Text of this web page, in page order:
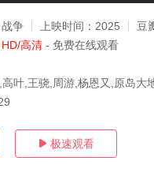
战争 上映时间： 2025 豆
HD/高清 - 免费在线观看
叶,王骁,周游,杨恩又,原岛大
 极速观看